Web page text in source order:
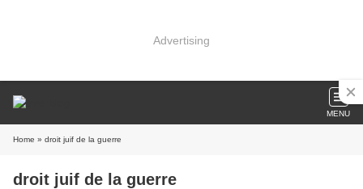
Advertising
MENU
Home » droit juif de la guerre
droit juif de la guerre